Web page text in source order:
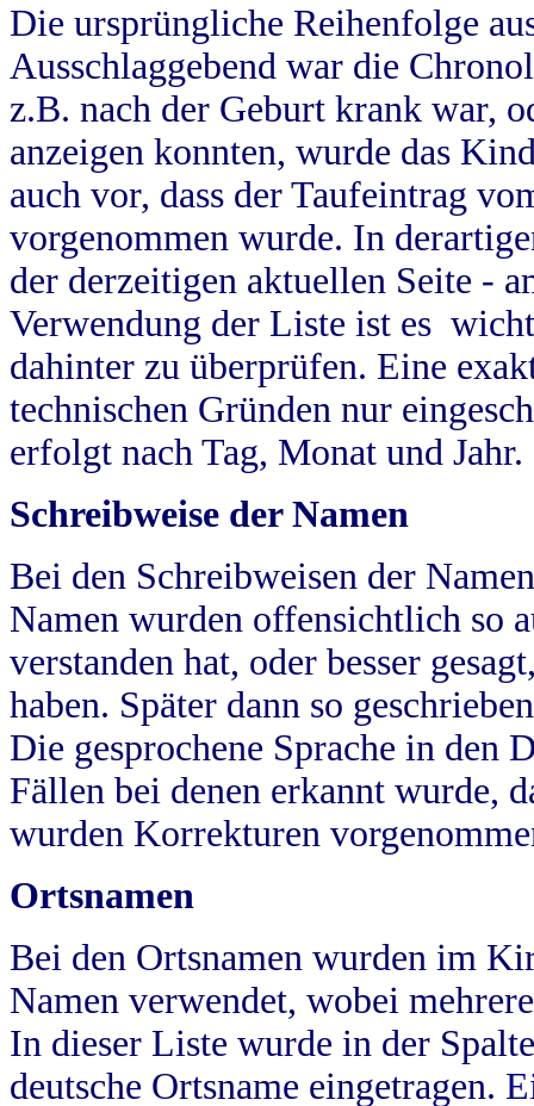
Die ursprüngliche Reihenfolge
Ausschlaggebend war die
z.B. nach der Geburt krank war,
anzeigen konnten, wurde das
auch vor, dass der Taufeintrag
vorgenommen wurde. In
der derzeitigen aktuellen Seite -
Verwendung der Liste ist es
dahinter zu überprüfen. Eine
technischen Gründen nur
erfolgt nach Tag, Monat und Jahr.
Schreibweise der Namen
Bei den Schreibweisen der
Namen wurden offensichtlich so
verstanden hat, oder besser
haben. Später dann so
Die gesprochene Sprache in
Fällen bei denen erkannt wurde,
wurden Korrekturen
Ortsnamen
Bei den Ortsnamen wurden im
Namen verwendet, wobei
In dieser Liste wurde in der
deutsche Ortsname eingetragen.